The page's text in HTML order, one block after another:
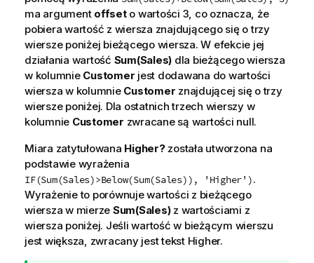
ma argument offseto wartości 3, co oznacza, że
pobiera wartość z wiersza znajdującego się o trzy
wiersze poniżej bieżącego wiersza. W efekcie jej
działania wartość Sum(Sales) dla bieżącego wiersza
w kolumnie Customer jest dodawana do wartości
wiersza w kolumnie Customer znajdującej się o trzy
wiersze poniżej. Dla ostatnich trzech wierszy w
kolumnie Customer zwracane są wartości null.
Miara zatytułowana Higher?została utworzona na
podstawie wyrażenia
IF(Sum(Sales)>Below(Sum(Sales)), 'Higher').
Wyrażenie to porównuje wartości z bieżącego
wiersza w mierze Sum(Sales)z wartościami z
wiersza poniżej. Jeśli wartość w bieżącym wierszu
jest większa, zwracany jest tekst Higher.